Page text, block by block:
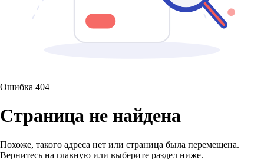
Ошибка 404
Страница не найдена
Похоже, такого адреса нет или страница была перемещена.
Вернитесь на главную или выберите раздел ниже.